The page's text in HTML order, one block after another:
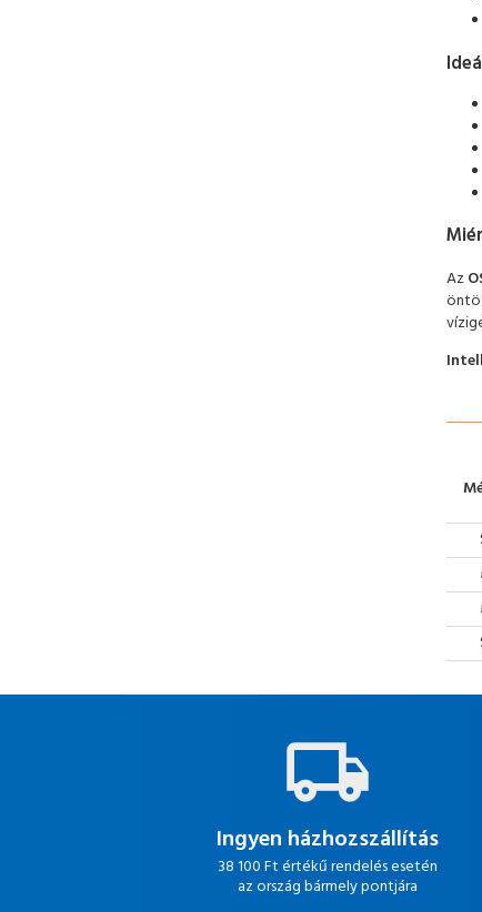
Az
Ingyen házhozszállítás
38 100 Ft értékű rendelés esetén
az ország bármely pontjára